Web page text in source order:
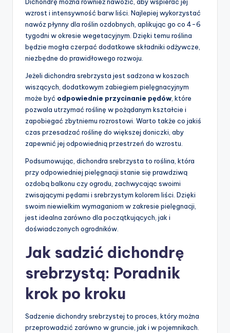
wzrost i intensywność barw liści. Najlepiej wykorzystać
nawóz płynny dla roślin ozdobnych, aplikując go co 4-6
tygodni w okresie wegetacyjnym. Dzięki temu roślina
będzie mogła czerpać dodatkowe składniki odżywcze,
niezbędne do prawidłowego rozwoju.
Jeżeli dichondra srebrzysta jest sadzona w koszach
wiszących, dodatkowym zabiegiem pielęgnacyjnym
może być odpowiednie przycinanie pędów , które
pozwala utrzymać roślinę w pożądanym kształcie i
zapobiegać zbytniemu rozrostowi. Warto także co jakiś
czas przesadzać roślinę do większej doniczki, aby
zapewnić jej odpowiednią przestrzeń do wzrostu.
Podsumowując, dichondra srebrzysta to roślina, która
przy odpowiedniej pielęgnacji stanie się prawdziwą
ozdobą balkonu czy ogrodu, zachwycając swoimi
zwisającymi pędami i srebrzystym kolorem liści. Dzięki
swoim niewielkim wymaganiom w zakresie pielęgnacji,
jest idealna zarówno dla początkujących, jak i
doświadczonych ogrodników.
Jak sadzić dichondrę
srebrzystą: Poradnik
krok po kroku
Sadzenie dichondry srebrzystej to proces, który można
przeprowadzić zarówno w gruncie, jak i w pojemnikach.